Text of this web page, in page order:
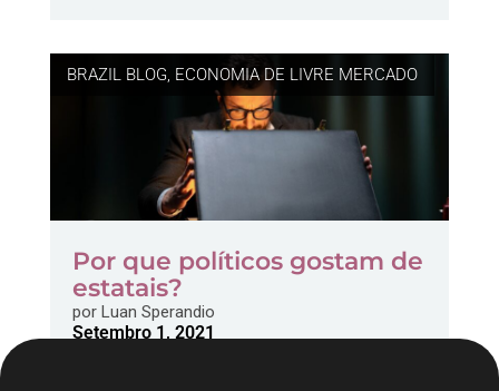
BRAZIL BLOG, ECONOMIA DE LIVRE MERCADO
Por que políticos gostam de
estatais?
porLuan Sperandio
Setembro 1, 2021